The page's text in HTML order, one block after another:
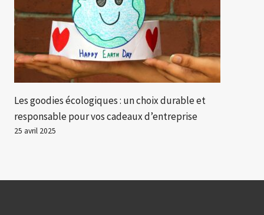
Les goodies écologiques : un choix durable et
responsable pour vos cadeaux d’entreprise
25 avril 2025